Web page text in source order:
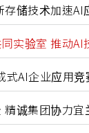
储技术加速AI
实验室 推动AI
AI企业应用竞
诚集团协力